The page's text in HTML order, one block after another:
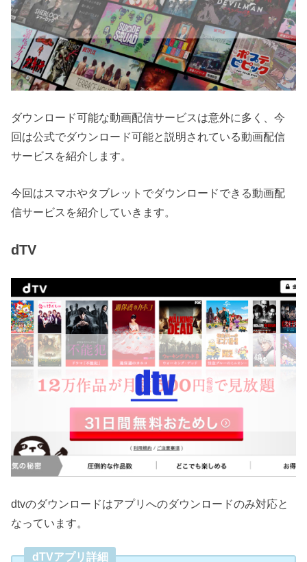
ダウンロード可能な動画配信サービスは意外に多く、今
回は公式でダウンロード可能と説明されている動画配信
サービスを紹介します。
今回はスマホやタブレットでダウンロードできる動画配
信サービスを紹介していきます。
dTV
dtvのダウンロードはアプリへのダウンロードのみ対応と
なっています。
dTVアプリ詳細